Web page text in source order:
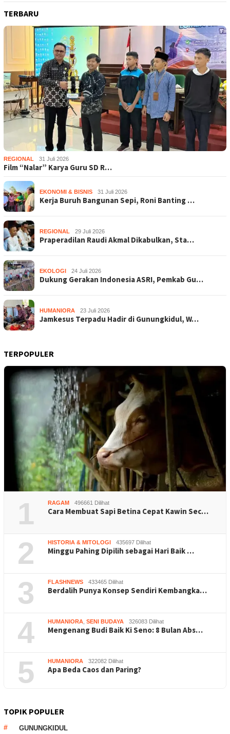
TERBARU
REGIONAL 31 Juli 2026
Film “Nalar” Karya Guru SD R…
EKONOMI & BISNIS 31 Juli 2026
Kerja Buruh Bangunan Sepi, Roni Banting …
REGIONAL 29 Juli 2026
Praperadilan Raudi Akmal Dikabulkan, Sta…
EKOLOGI 24 Juli 2026
Dukung Gerakan Indonesia ASRI, Pemkab Gu…
HUMANIORA 23 Juli 2026
Jamkesus Terpadu Hadir di Gunungkidul, W…
TERPOPULER
1 RAGAM 496661 Dilihat
Cara Membuat Sapi Betina Cepat Kawin Sec…
2 HISTORIA & MITOLOGI 435697 Dilihat
Minggu Pahing Dipilih sebagai Hari Baik …
3 FLASHNEWS 433465 Dilihat
Berdalih Punya Konsep Sendiri Kembangka…
4 HUMANIORA SENI BUDAYA 326083 Dilihat
Mengenang Budi Baik Ki Seno: 8 Bulan Abs…
5 HUMANIORA 322082 Dilihat
Apa Beda Caos dan Paring?
TOPIK POPULER
GUNUNGKIDUL